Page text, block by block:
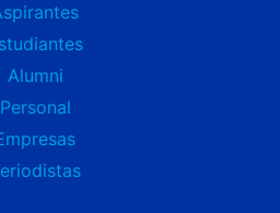
Alumni
Personal